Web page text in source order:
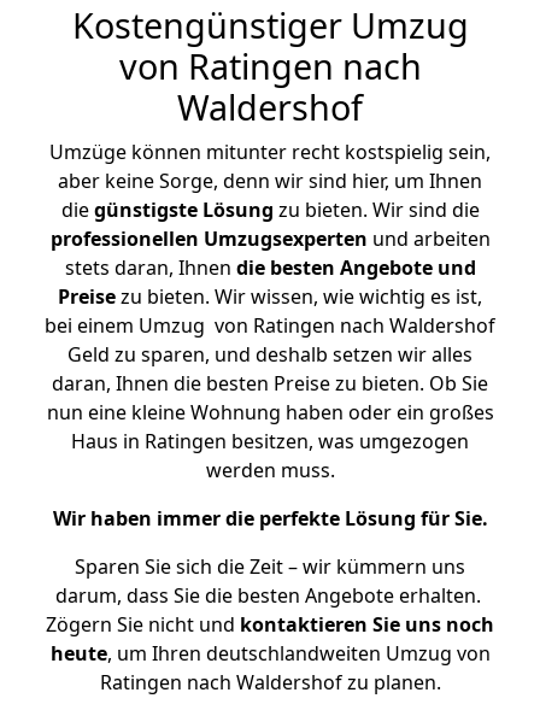
Kostengünstiger Umzug
von Ratingen nach
Waldershof
Umzüge können mitunter recht kostspielig sein,
aber keine Sorge, denn wir sind hier, um Ihnen
diegünstigste Lösung zu bieten. Wir sind die
professionellen Umzugsexperten und arbeiten
stets daran, Ihnen die besten Angebote und
Preisezu bieten. Wir wissen, wie wichtig es ist,
bei einem Umzug von Ratingen nach Waldershof
Geld zu sparen, und deshalb setzen wir alles
daran, Ihnen die besten Preise zu bieten. Ob Sie
nun eine kleine Wohnung haben oder ein großes
Haus in Ratingen besitzen, was umgezogen
werden muss.
Wir haben immer die perfekte Lösung für Sie.
Sparen Sie sich die Zeit – wir kümmern uns
darum, dass Sie die besten Angebote erhalten.
Zögern Sie nicht und kontaktieren Sie uns noch
heute, um Ihren deutschlandweiten Umzug von
Ratingen nach Waldershof zu planen.